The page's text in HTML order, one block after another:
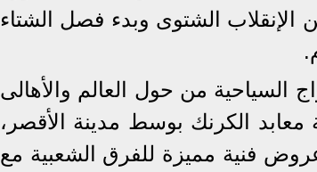
الإنقلاب الشتوى وبدء فصل الشتاء
السياحية من حول العالم والأهالى
الكرنك بوسط مدينة الأقصر،
فنية مميزة للفرق الشعبية مع